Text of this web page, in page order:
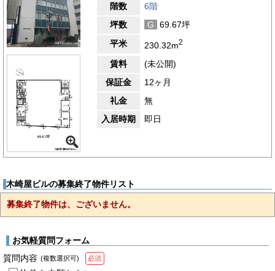
階数
6階
坪数
G
69.67坪
平米
230.32m2
賃料
(未公開)
保証金
12ヶ月
礼金
無
入居時期
即日
木崎屋ビルの募集終了物件リスト
募集終了物件は、ございません。
お気軽質問フォーム
質問内容 (複数選択可) 必須